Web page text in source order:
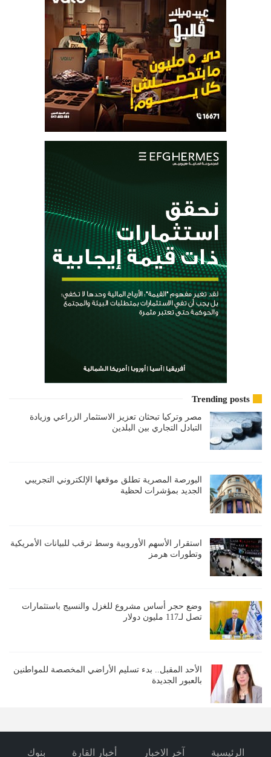
Trending posts
مصر وتركيا تبحثان تعزيز الاستثمار الزراعي وزيادة
التبادل التجاري بين البلدين
البورصة المصرية تطلق موقعها الإلكتروني التجريبي
الجديد بمؤشرات لحظية
استقرار الأسهم الأوروبية وسط ترقب للبيانات الأمريكية
وتطورات هرمز
وضع حجر أساس مشروع للغزل والنسيج باستثمارات
تصل لـ117 مليون دولار
الأحد المقبل.. بدء تسليم الأراضي المخصصة للمواطنين
بالعبور الجديدة
الرئيسية آخر الاخبار أخبار القارة بنوك